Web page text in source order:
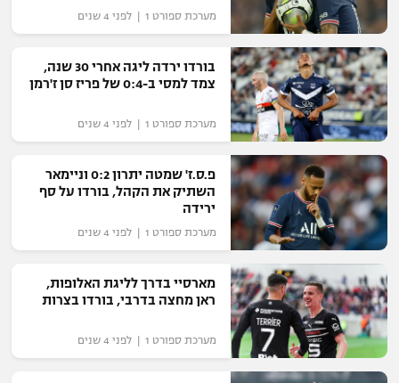
מערכת ספורט 1 | לפני 4 שנים
בורדו ירדה ליגה אחרי 30 שנה,
צמד למסי ב-0:4 של פריז סן ז'רמן
מערכת ספורט 1 | לפני 4 שנים
פ.ס.ז' שמטה יתרון 0:2 וניימאר
השתיק את הקהל, בורדו על סף
ירידה
מערכת ספורט 1 | לפני 4 שנים
מארסיי בדרך לליגת האלופות,
ראן מחצה בדרבי, בורדו בצרות
מערכת ספורט 1 | לפני 4 שנים